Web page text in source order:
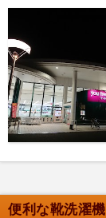
便利な靴洗濯